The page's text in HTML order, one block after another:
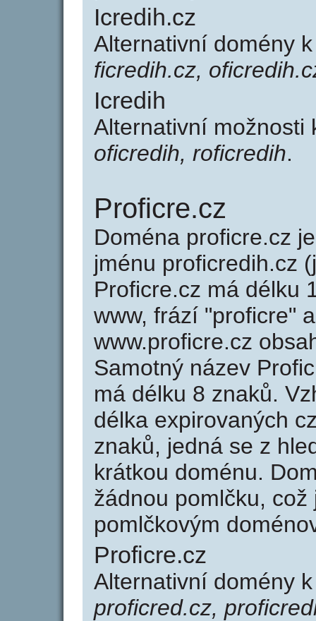
Icredih.cz
Alternativní domény
ficredih.cz,
Icredih
Alternativní
oficredih, roficredih.
Proficre.cz
Doména proficre.cz
jménu proficredih.cz
Proficre.cz má délku
www, frází "proficre"
www.proficre.cz
Samotný název
má délku 8 znaků.
délka expirovaných
znaků, jedná se z
krátkou doménu.
žádnou pomlčku,
pomlčkovým
Proficre.cz
Alternativní domény
proficred.cz,